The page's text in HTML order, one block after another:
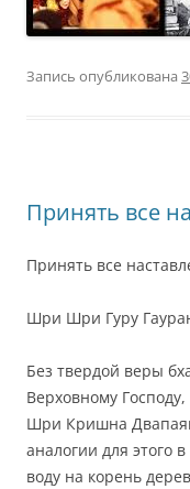
Запись опубликована
Принять все
Принять все
Шри Шри Гуру
Без твердой веры
Верховному
Шри Кришна
аналогии для этого
воду на корень